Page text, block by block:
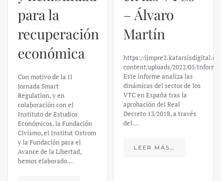
– Álvaro
Martín
https://ijmpre2.katarsisdigital.com/wp-
content/uploads/2022/05/Informe_sobre_las_VTC.pdf
Este informe analiza las
dinámicas del sector de los
VTC en España tras la
aprobación del Real
Decreto 13/2018, a través
del…
LEER MÁS…
El caso de
Silicon
Valley Bank:
un análisis
financiero –
Daniel
Fernández